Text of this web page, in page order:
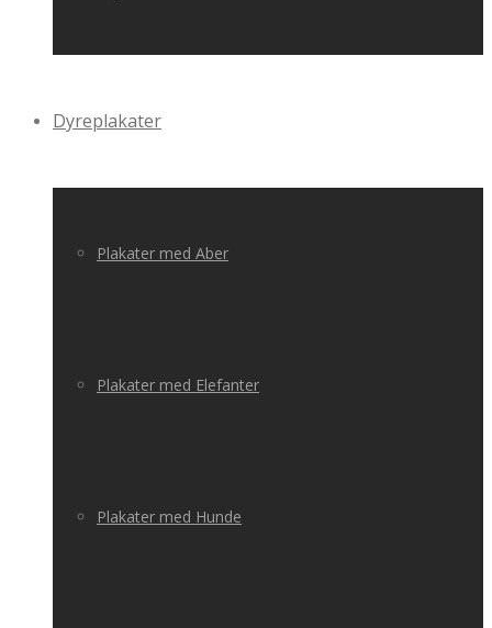
Dyreplakater
Plakater med Aber
Plakater med Elefanter
Plakater med Hunde